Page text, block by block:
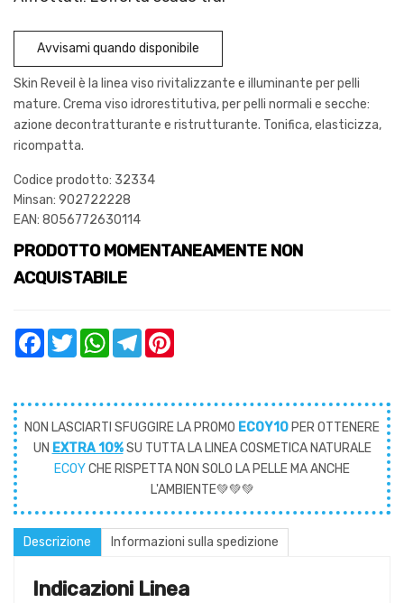
Avvisami quando disponibile
Skin Reveil è la linea viso rivitalizzante e illuminante per pelli
mature. Crema viso idrorestitutiva, per pelli normali e secche:
azione decontratturante e ristrutturante. Tonifica, elasticizza,
ricompatta.
Codice prodotto: 32334
Minsan: 902722228
EAN: 8056772630114
PRODOTTO MOMENTANEAMENTE NON
ACQUISTABILE
FacebookTwitterWhatsAppTelegram
NON LASCIARTI SFUGGIRE LA PROMO ECOY10 PER OTTENERE
UN EXTRA 10%SU TUTTA LA LINEA COSMETICA NATURALE
ECOYCHE RISPETTA NON SOLO LA PELLE MA ANCHE
L'AMBIENTE💚💚💚
Descrizione Informazioni sulla spedizione
Indicazioni Linea